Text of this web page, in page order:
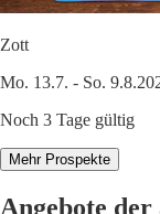
Zott
Mo. 13.7. - So.
Noch 3 Tage gültig
Mehr Prospekte
Angebote